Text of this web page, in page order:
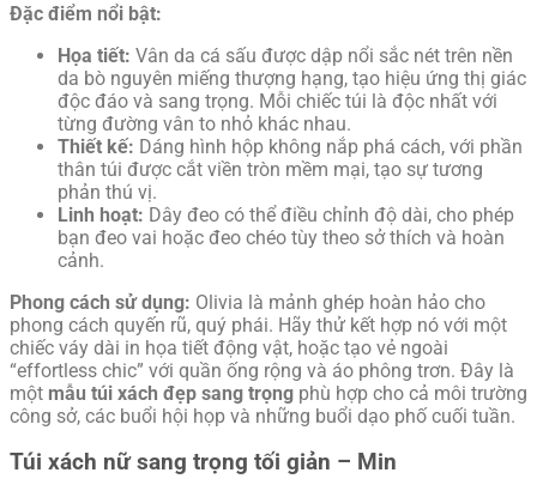
Đặc điểm nổi bật:
Họa tiết: Vân da cá sấu được dập nổi sắc nét trên nền
da bò nguyên miếng thượng hạng, tạo hiệu ứng thị giác
độc đáo và sang trọng. Mỗi chiếc túi là độc nhất với
từng đường vân to nhỏ khác nhau.
Thiết kế: Dáng hình hộp không nắp phá cách, với phần
thân túi được cắt viền tròn mềm mại, tạo sự tương
phản thú vị.
Linh hoạt: Dây đeo có thể điều chỉnh độ dài, cho phép
bạn đeo vai hoặc đeo chéo tùy theo sở thích và hoàn
cảnh.
Phong cách sử dụng: Olivia là mảnh ghép hoàn hảo cho
phong cách quyến rũ, quý phái. Hãy thử kết hợp nó với một
chiếc váy dài in họa tiết động vật, hoặc tạo vẻ ngoài
“effortless chic” với quần ống rộng và áo phông trơn. Đây là
một mẫu túi xách đẹp sang trọng phù hợp cho cả môi trường
công sở, các buổi hội họp và những buổi dạo phố cuối tuần.
Túi xách nữ sang trọng tối giản – Min